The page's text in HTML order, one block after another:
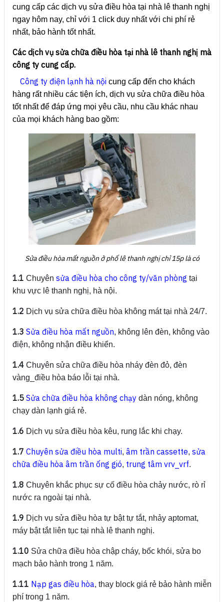
cung cấp các dịch vụ sửa điều hòa tại nhà lê thanh nghị
ngay hôm nay, chỉ với 1 click duy nhất với chi phí rẻ
nhất, bảo hành tốt nhất.
Các dịch vụ sửa chữa điều hòa tại nhà lê thanh nghị mà
công ty cung cấp.
Công ty điện lạnh hà nội cung cấp đến cho khách
hàng rất nhiều các tiện ích, dịch vụ sửa chữa điều hòa
tốt nhất để đáp ứng mọi yêu cầu, nhu cầu khác nhau
của mọi khách hàng bao gồm:
Sửa điều hòa mất nguồn ở phố lê thanh nghị chỉ 15p là có
1.1 Chuyên sửa điều hòa cho công ty/văn phòng tại
khu vực lê thanh nghị, hà nội.
1.2 Dịch vụ sửa chữa điều hòa không mát tại nhà 24/7.
1.3 Sửa điều hòa mất nguồn, không lên đèn, không vào
điện, không nhận điều khiển.
1.4 Chuyên sửa chữa điều hòa nháy đèn đỏ, đèn
vàng_điều hòa báo lỗi tại nhà.
1.5 Sửa chữa điều hòa không chạy dàn nóng, không
chạy dàn lạnh giá rẻ.
1.6 Dịch vụ sửa điều hòa kêu, rung lắc khi chạy.
1.7 Chuyên sửa điều hòa multi, âm trần cassette, sửa
chữa điều hòa âm trần ống gió, trung tâm vrv_vrf.
1.8 Chuyên khắc phục sự cố điều hòa chảy nước, rò rỉ
nước ra ngoài tại nhà.
1.9 Dịch vụ sửa điều hòa tự bật tự tắt, nhảy aptomat,
máy bật tắt liên tục tại nhà lê thanh nghị.
1.10 Sửa chữa điều hòa chập cháy, bốc khói, sửa bo
mạch bảo hành trong 1 năm.
1.11 Nạp gas điều hòa, thay block giá rẻ bảo hành miễn
phí trong 1 năm.